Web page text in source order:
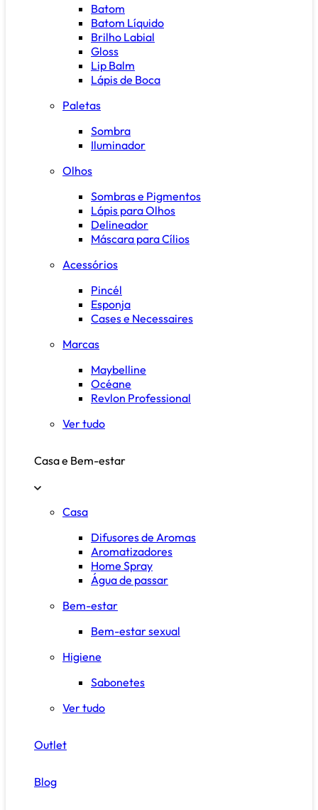
Batom
Batom Líquido
Brilho Labial
Gloss
Lip Balm
Lápis de Boca
Paletas
Sombra
Iluminador
Olhos
Sombras e Pigmentos
Lápis para Olhos
Delineador
Máscara para Cílios
Acessórios
Pincél
Esponja
Cases e Necessaires
Marcas
Maybelline
Océane
Revlon Professional
Ver tudo
Casa e Bem-estar
Casa
Difusores de Aromas
Aromatizadores
Home Spray
Água de passar
Bem-estar
Bem-estar sexual
Higiene
Sabonetes
Ver tudo
Outlet
Blog